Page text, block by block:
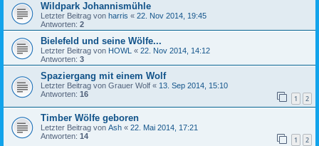
Wildpark Johannismühle
Letzter Beitrag von harris « 22. Nov 2014, 19:45
Antworten: 2
Bielefeld und seine Wölfe...
Letzter Beitrag von HOWL « 22. Nov 2014, 14:12
Antworten: 3
Spaziergang mit einem Wolf
Letzter Beitrag von Grauer Wolf « 13. Sep 2014, 15:10
Antworten: 16 1 2
Timber Wölfe geboren
Letzter Beitrag von Ash « 22. Mai 2014, 17:21
Antworten: 14 1 2